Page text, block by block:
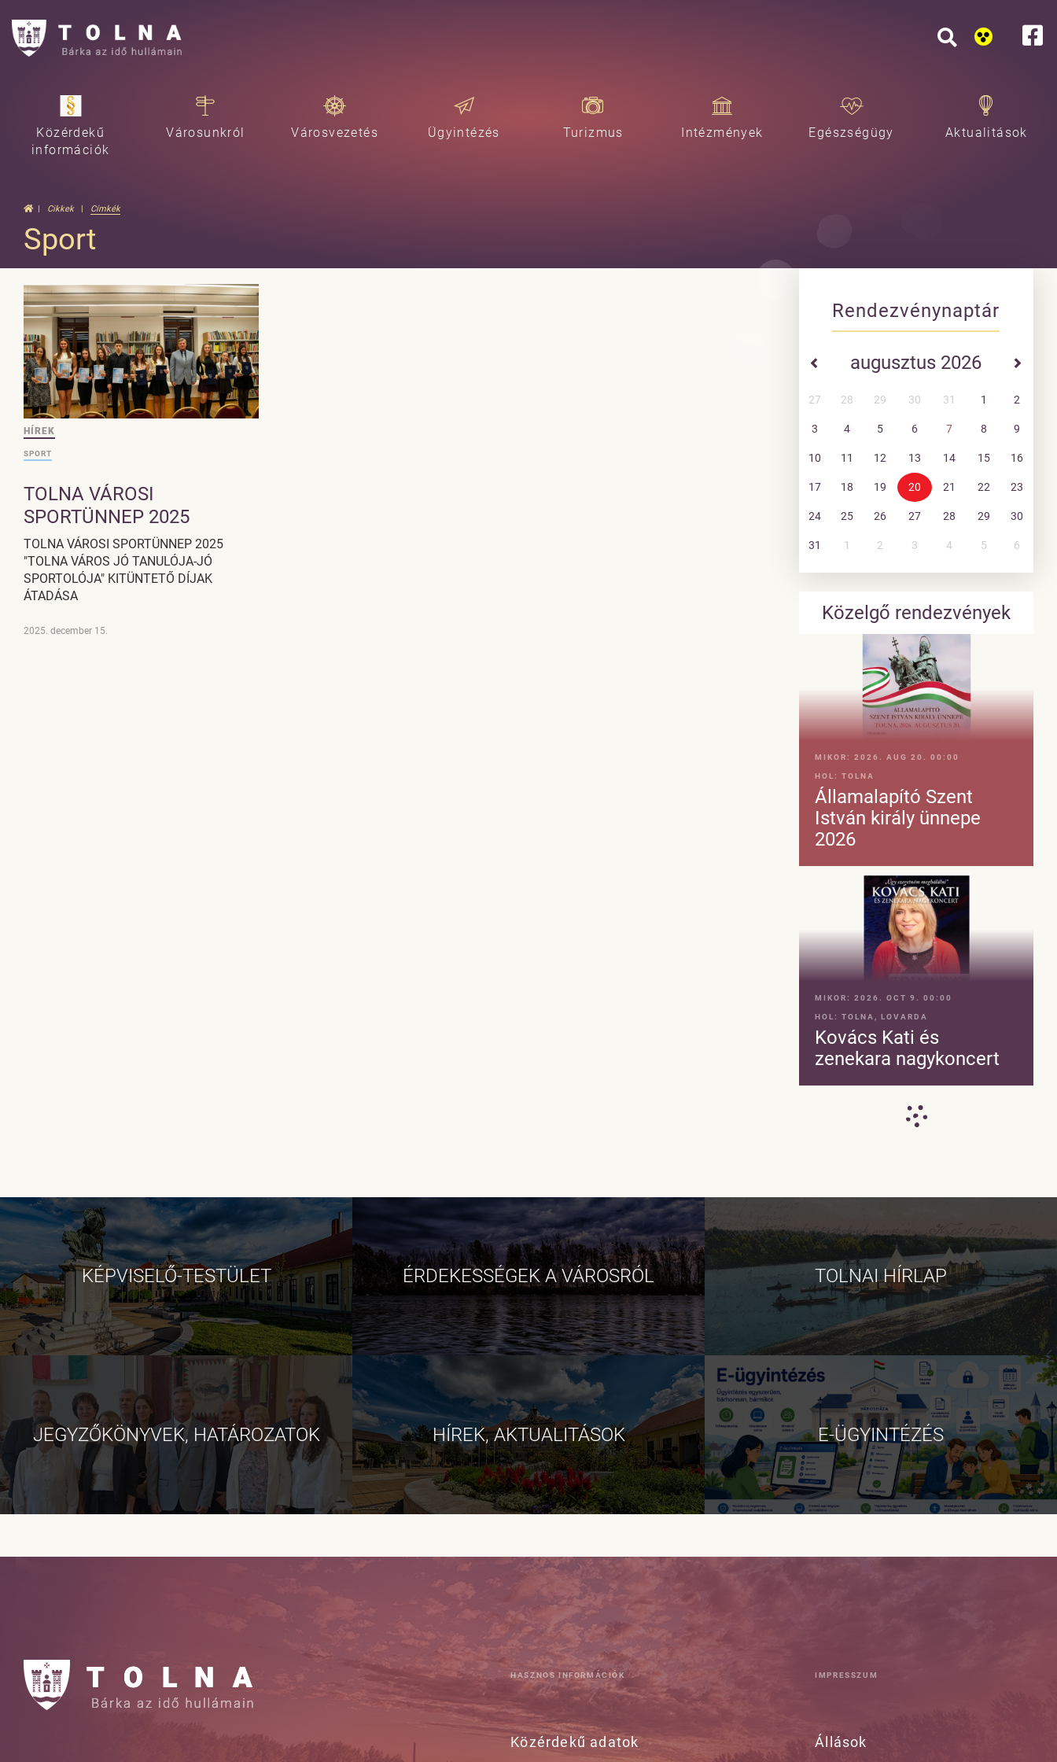
Közérdekű
információk
Városunkról Városvezetés Ügyintézés Turizmus Intézmények Egészségügy Aktualitások
Cikkek Címkék
Sport
HÍREK
SPORT
TOLNA VÁROSI
SPORTÜNNEP 2025
TOLNA VÁROSI SPORTÜNNEP 2025
"TOLNA VÁROS JÓ TANULÓJA-JÓ
SPORTOLÓJA" KITÜNTETŐ DÍJAK
ÁTADÁSA
2025. december 15.
Rendezvénynaptár
augusztus 2026
27 28 29 30 31 1 2
3 4 5 6 7 8 9
10 11 12 13 14 15 16
17 18 19 20 21 22 23
24 25 26 27 28 29 30
31 1 2 3 4 5 6
Közelgő rendezvények
MIKOR: 2026. AUG 20. 00:00
HOL: TOLNA
Államalapító Szent
István király ünnepe
2026
MIKOR: 2026. OCT 9. 00:00
HOL: TOLNA, LOVARDA
Kovács Kati és
zenekara nagykoncert
KÉPVISELŐ-TESTÜLET ÉRDEKESSÉGEK A VÁROSRÓL TOLNAI HÍRLAP
JEGYZŐKÖNYVEK, HATÁROZATOK HÍREK, AKTUALITÁSOK E-ÜGYINTÉZÉS
HASZNOS INFORMÁCIÓK
Közérdekű adatok
IMPRESSZUM
Állások